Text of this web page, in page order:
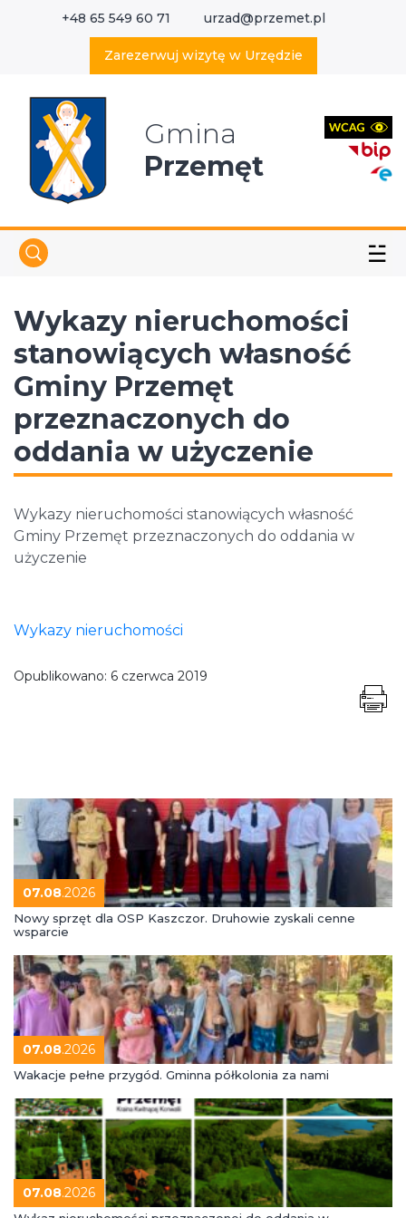
+48 65 549 60 71 urzad@przemet.pl
Zarezerwuj wizytę w Urzędzie
Gmina
Przemęt
☱
Wykazy nieruchomości
stanowiących własność
Gminy Przemęt
przeznaczonych do
oddania w użyczenie
Wykazy nieruchomości stanowiących własność
Gminy Przemęt przeznaczonych do oddania w
użyczenie
Wykazy nieruchomości
Opublikowano: 6 czerwca 2019
07.08.2026
Nowy sprzęt dla OSP Kaszczor. Druhowie zyskali cenne
wsparcie
07.08.2026
Wakacje pełne przygód. Gminna półkolonia za nami
07.08.2026
Wyszukaj w serwisie